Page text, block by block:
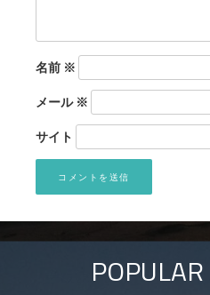
名前 ※
メール※
サイト